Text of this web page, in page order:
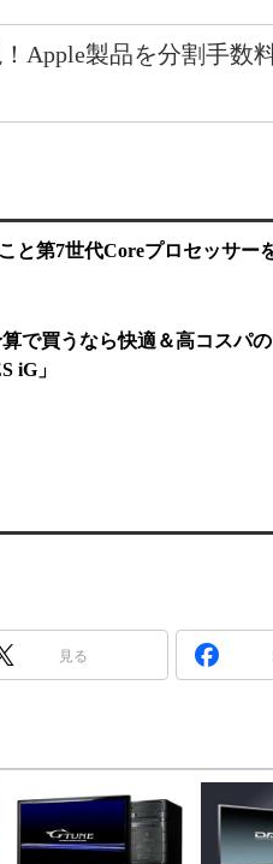
Apple製品を分割手数
と第7世代Coreプロセッサー
算で買うなら快適＆高コスパ
iG」
見る